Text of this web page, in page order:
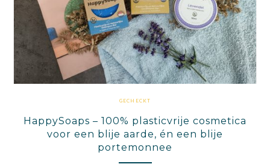
GECHECKT
HappySoaps – 100% plasticvrije cosmetica
voor een blije aarde, én een blije
portemonnee